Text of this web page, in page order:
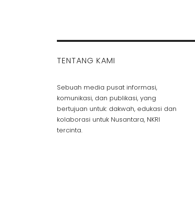
TENTANG KAMI
Sebuah media pusat informasi,
komunikasi, dan publikasi, yang
bertujuan untuk: dakwah, edukasi dan
kolaborasi untuk Nusantara, NKRI
tercinta.